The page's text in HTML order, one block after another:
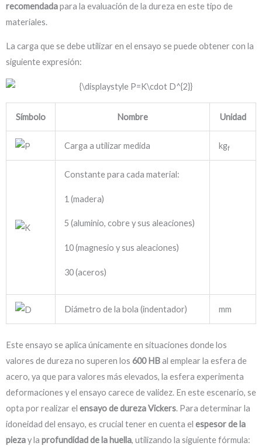
recomendadapara la evaluación de la dureza en este tipo de
materiales.
La carga que se debe utilizar en el ensayo se puede obtener con la
siguiente expresión:
Símbolo Nombre Unidad
Carga a utilizar medida kgf
Constante para cada material:
1 (madera)
5 (aluminio, cobre y sus aleaciones)
10 (magnesio y sus aleaciones)
30 (aceros)
Diámetro de la bola (indentador) mm
Este ensayo se aplica únicamente en situaciones donde los
valores de dureza no superen los 600 HBal emplear la esfera de
acero, ya que para valores más elevados, la esfera experimenta
deformaciones y el ensayo carece de validez. En este escenario, se
opta por realizar el ensayo de dureza Vickers. Para determinar la
idoneidad del ensayo, es crucial tener en cuenta el espesor de la
piezay la profundidad de la huella, utilizando la siguiente fórmula: